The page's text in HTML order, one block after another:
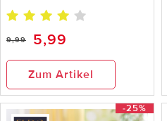
9,99 5,99
Zum Artikel
-25%